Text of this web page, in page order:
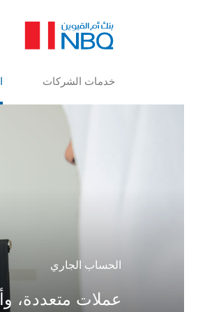
خدمات الشركات
خدمات تمويل التجارة
الحساب الجاري
عملات متعددة،